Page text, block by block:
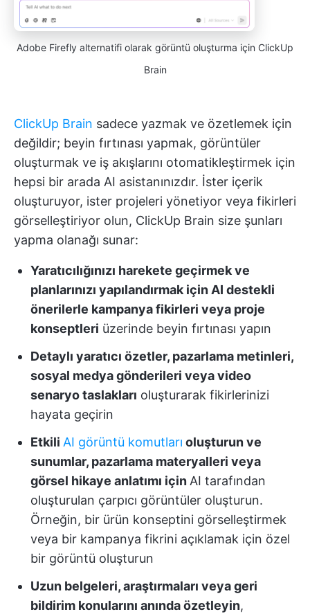
Adobe Firefly alternatifi olarak görüntü oluşturma için ClickUp
Brain
ClickUp Brain sadece yazmak ve özetlemek için
değildir; beyin fırtınası yapmak, görüntüler
oluşturmak ve iş akışlarını otomatikleştirmek için
hepsi bir arada AI asistanınızdır. İster içerik
oluşturuyor, ister projeleri yönetiyor veya fikirleri
görselleştiriyor olun, ClickUp Brain size şunları
yapma olanağı sunar:
Yaratıcılığınızı harekete geçirmek ve
planlarınızı yapılandırmak için AI destekli
önerilerle kampanya fikirleri veya proje
konseptleri üzerinde beyin fırtınası yapın
Detaylı yaratıcı özetler, pazarlama metinleri,
sosyal medya gönderileri veya video
senaryo taslakları oluşturarak fikirlerinizi
hayata geçirin
Etkili AI görüntü komutları oluşturun ve
sunumlar, pazarlama materyalleri veya
görsel hikaye anlatımı içinAI tarafından
oluşturulan çarpıcı görüntüler oluşturun.
Örneğin, bir ürün konseptini görselleştirmek
veya bir kampanya fikrini açıklamak için özel
bir görüntü oluşturun
Uzun belgeleri, araştırmaları veya geri
bildirim konularını anında özetleyin,